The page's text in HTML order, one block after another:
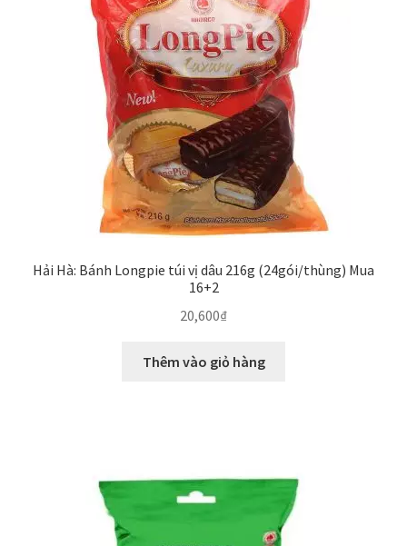
Hải Hà: Bánh Longpie túi vị dâu 216g (24gói/thùng) Mua
16+2
20,600₫
Thêm vào giỏ hàng